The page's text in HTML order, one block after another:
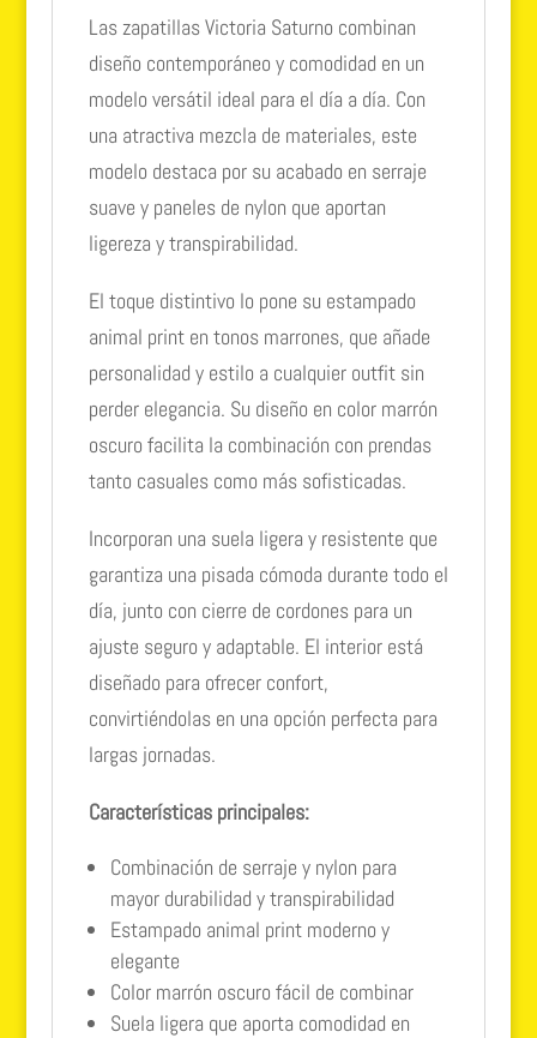
Las zapatillas Victoria Saturno combinan
diseño contemporáneo y comodidad en un
modelo versátil ideal para el día a día. Con
una atractiva mezcla de materiales, este
modelo destaca por su acabado en serraje
suave y paneles de nylon que aportan
ligereza y transpirabilidad.
El toque distintivo lo pone su estampado
animal print en tonos marrones, que añade
personalidad y estilo a cualquier outfit sin
perder elegancia. Su diseño en color marrón
oscuro facilita la combinación con prendas
tanto casuales como más sofisticadas.
Incorporan una suela ligera y resistente que
garantiza una pisada cómoda durante todo el
día, junto con cierre de cordones para un
ajuste seguro y adaptable. El interior está
diseñado para ofrecer confort,
convirtiéndolas en una opción perfecta para
largas jornadas.
Características principales:
Combinación de serraje y nylon para
mayor durabilidad y transpirabilidad
Estampado animal print moderno y
elegante
Color marrón oscuro fácil de combinar
Suela ligera que aporta comodidad en